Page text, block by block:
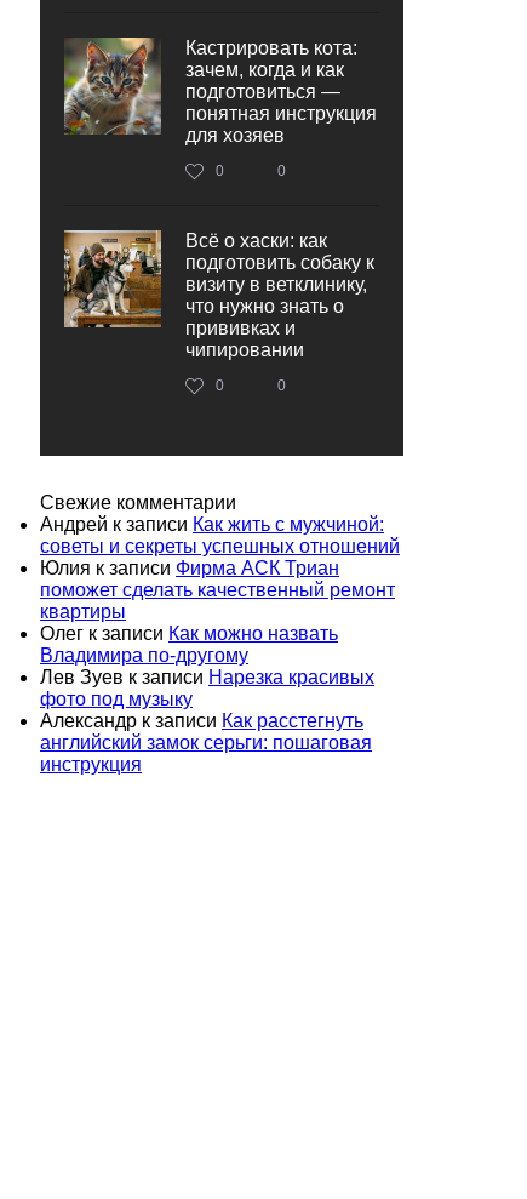
Кастрировать кота:
зачем, когда и как
подготовиться —
понятная инструкция
для хозяев
0 0
Всё о хаски: как
подготовить собаку к
визиту в ветклинику,
что нужно знать о
прививках и
чипировании
0 0
Свежие комментарии
Андрей к записи Как жить с мужчиной:
советы и секреты успешных отношений
Юлия к записи Фирма АСК Триан
поможет сделать качественный ремонт
квартиры
Олег к записи Как можно назвать
Владимира по-другому
Лев Зуев к записи Нарезка красивых
фото под музыку
Александр к записи Как расстегнуть
английский замок серьги: пошаговая
инструкция